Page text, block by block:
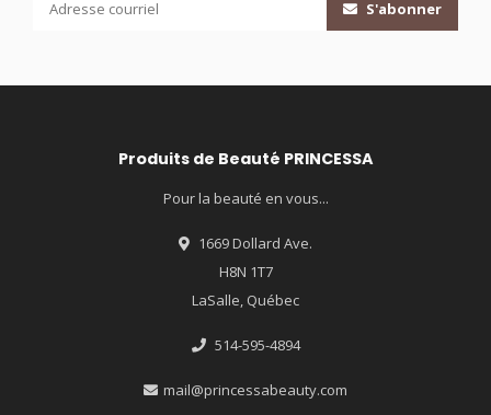
S'abonner
Produits de Beauté PRINCESSA
Pour la beauté en vous...
1669 Dollard Ave.
H8N 1T7
LaSalle, Québec
514-595-4894
mail@princessabeauty.com